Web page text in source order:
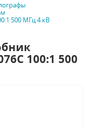
500 МГц 4 кВ
100:1 500